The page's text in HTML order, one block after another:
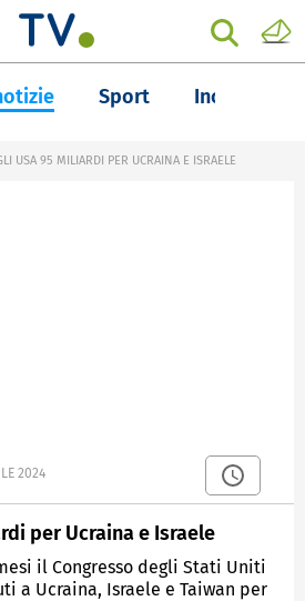
Sport Inchieste
USA 95 MILIARDI PER UCRAINA E ISRAELE
2024
per Ucraina e Israele
il Congresso degli Stati Uniti
a Ucraina, Israele e Taiwan per